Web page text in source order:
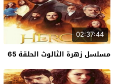
02:37:44
مسلسل زهرة الثالوث الحلقة 65